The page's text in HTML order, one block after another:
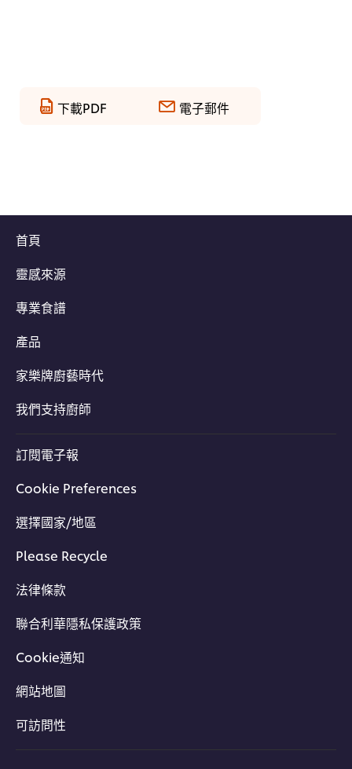
下載PDF 電子郵件
首頁
靈感來源
專業食譜
產品
家樂牌廚藝時代
我們支持廚師
訂閱電子報
Cookie Preferences
選擇國家/地區
Please Recycle
法律條款
聯合利華隱私保護政策
Cookie通知
網站地圖
可訪問性